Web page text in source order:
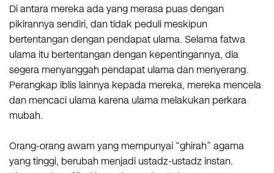
Di antara mereka ada yang merasa puas dengan
pikirannya sendiri, dan tidak peduli meskipun
bertentangan dengan pendapat ulama. Selama fatwa
ulama itu bertentangan dengan kepentingannya, dia
segera menyanggah pendapat ulama dan menyerang.
Perangkap iblis lainnya kepada mereka, mereka mencela
dan mencaci ulama karena ulama melakukan perkara
mubah.
Orang-orang awam yang mempunyai “ghirah” agama
yang tinggi, berubah menjadi ustadz-ustadz instan.